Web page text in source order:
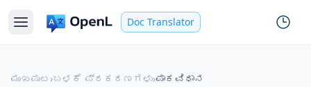
Doc Translator
ಮುಖಪುಟ ›ಬಳಕೆ ಪ್ರಕರಣಗಳು›ಪಾಕವಿಧಾನ